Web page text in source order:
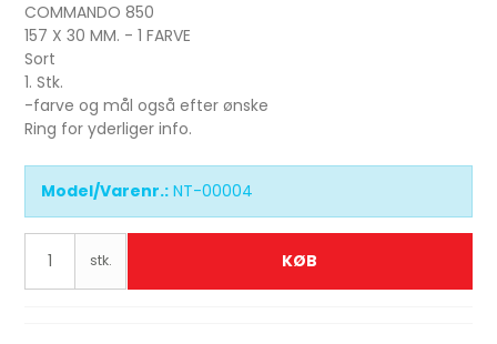
COMMANDO 850
157 X 30 MM. - 1 FARVE
Sort
1. Stk.
-farve og mål også efter ønske
Ring for yderliger info.
Model/Varenr.: NT-00004
stk. KØB